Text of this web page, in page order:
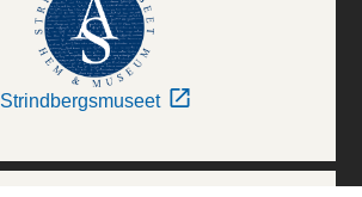
Strindbergsmuseet